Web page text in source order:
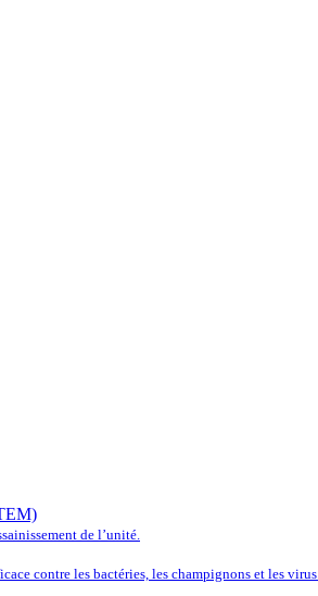
de l’unité.
contre les bactéries, les champignons et les virus.